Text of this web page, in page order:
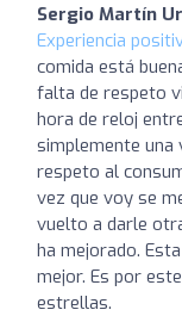
Sergio Martín
Experiencia
comida está
falta de respeto
hora de reloj
simplemente una
respeto al
vez que voy se
vuelto a darle
ha mejorado.
mejor. Es por
estrellas.